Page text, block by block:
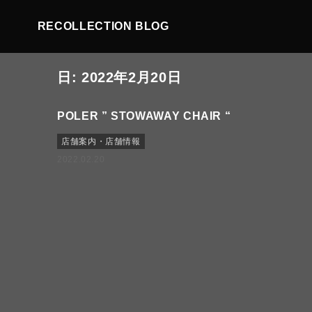
RECOLLECTION BLOG
日: 2022年2月20日
POLER ” STOWAWAY CHAIR “
店舗案内・店舗情報